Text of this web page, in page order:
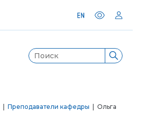
Преподаватели кафедры | Ольга